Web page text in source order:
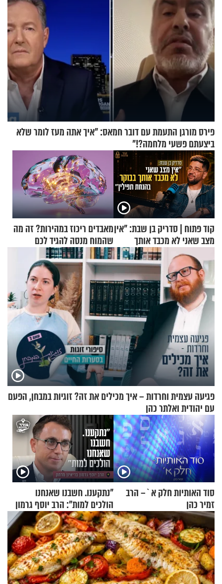
פירס מורגן התעמת עם דובר חמאס: "איך אתה מעז לומר שלא
ביצעתם פשעי מלחמה?!"
קוד פתוח | סדריק בן שבת: "אין
מצב שאני לא מכבד אותך
בבוקר בהנחת תפילין"
מאבדים ריכוז במהירות? זה מה
שהמוח מנסה להגיד לכם
פגיעה עצמית וחרדות – איך מכילים את זה? זוגיות במבחן, הפעם
עם יהודית ואלתר כהן
סוד האותיות חלק א`– הרב
זמיר כהן
"נתקענו. חשבנו שאנחנו
הולכים למות": הרב יוסף גרמון
בריאיון מרתק